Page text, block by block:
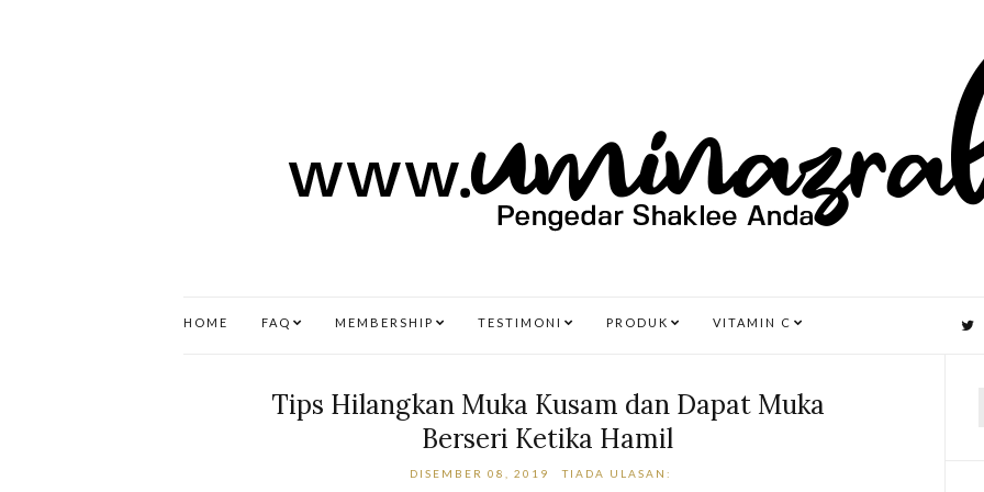
HOME FAQ MEMBERSHIP TESTIMONI PRODUK VITAMIN C
Tips Hilangkan Muka Kusam dan Dapat Muka
Berseri Ketika Hamil
DISEMBER 08, 2019 TIADA ULASAN: